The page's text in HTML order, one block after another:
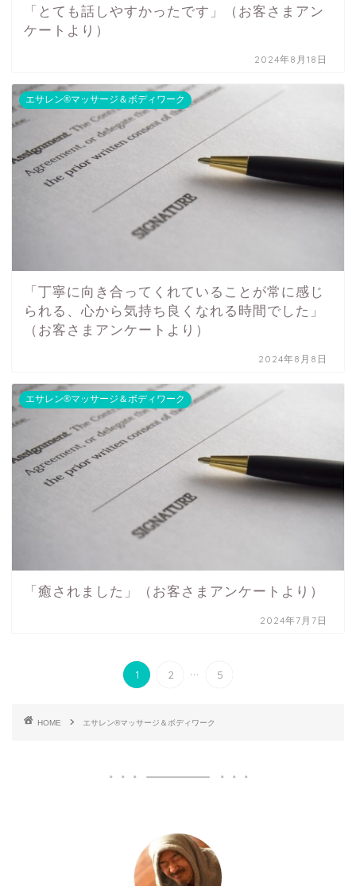
「とても話しやすかったです」（お客さまアン
ケートより）
2024年8月18日
エサレン®マッサージ＆ボディワーク
「丁寧に向き合ってくれていることが常に感じ
られる、心から気持ち良くなれる時間でした」
（お客さまアンケートより）
2024年8月8日
エサレン®マッサージ＆ボディワーク
「癒されました」（お客さまアンケートより）
2024年7月7日
1 2 ... 5
HOME エサレン®マッサージ＆ボディワーク